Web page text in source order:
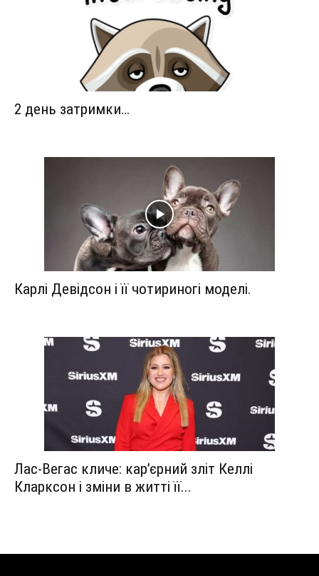
2 день затримки…
Карлі Девідсон і її чотириногі моделі.
Лас-Вегас кличе: кар’єрний зліт Келлі
Кларксон і зміни в житті її...